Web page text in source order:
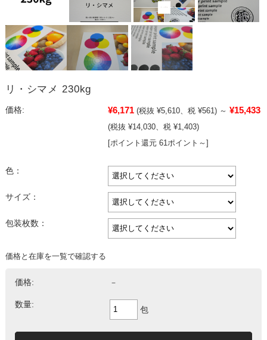
リ・シマメ 230kg
価格: ¥6,171 (税抜 ¥5,610、税 ¥561) ～ ¥15,433
(税抜 ¥14,030、税 ¥1,403)
[ポイント還元 61ポイント～]
色：
サイズ：
包装枚数：
価格と在庫を一覧で確認する
価格: －
数量:
包